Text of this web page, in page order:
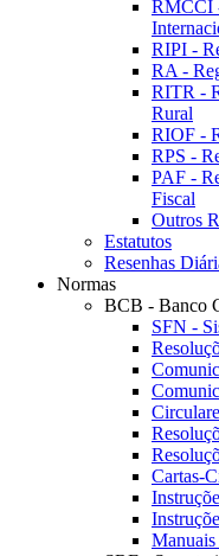
RMCCI
RIPI -
RA -
RITR -
Rural
RIOF -
RPS -
PAF -
Fiscal
Outros
Estatutos
Resenhas
Normas
BCB - Banco
SFN -
Cartas-